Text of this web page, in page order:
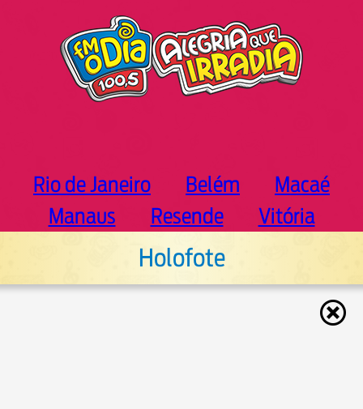
Rio de Janeiro Belém
Macaé
Manaus
Resende Vitória
Holofote